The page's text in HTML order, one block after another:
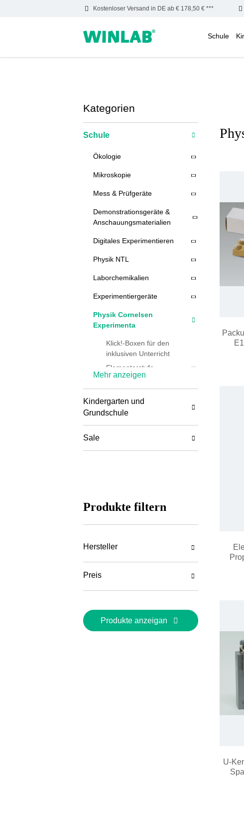
Kostenloser Versand in DE ab € 178,50 € ***
Schule
Kategorien
Schule
Ökologie
Mikroskopie
Mess & Prüfgeräte
Demonstrationsgeräte &
Anschauungsmaterialien
Digitales Experimentieren
Physik NTL
Laborchemikalien
Experimentiergeräte
Physik Cornelsen
Experimenta
Klick!-Boxen für den
inklusiven Unterricht
Elementarstufe
Primarstufe
Somso Modelle
Medien
Mehr anzeigen
Kindergarten und
Grundschule
Sale
Produkte filtern
Hersteller
Preis
Produkte anzeigan
U-